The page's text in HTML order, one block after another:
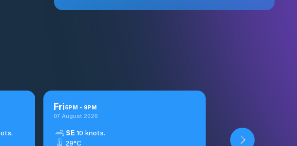
Fri5PM - 9PM
07 August 2026
SE 10 knots.
29°C